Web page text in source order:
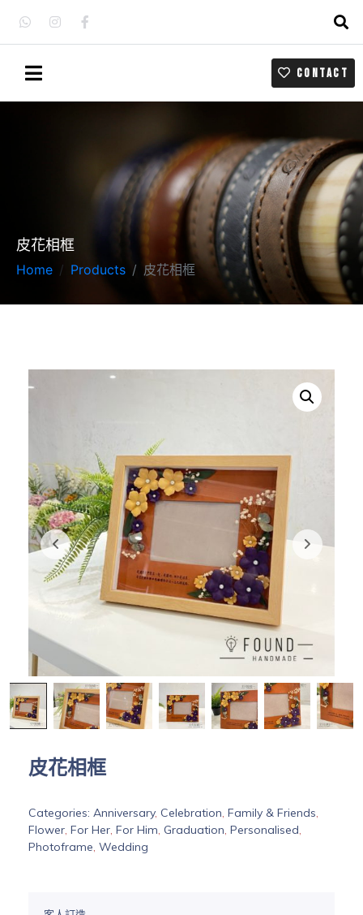
CONTACT
皮花相框
Home Products 皮花相框
皮花相框
Categories: Anniversary, Celebration, Family & Friends,
Flower, For Her, For Him, Graduation, Personalised,
Photoframe, Wedding